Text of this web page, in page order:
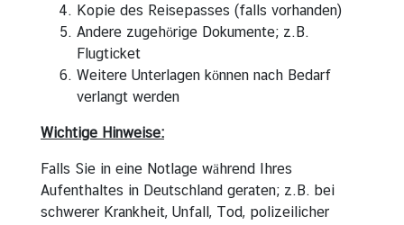
e
A
k
Kopie des Reisepasses (falls vorhanden)
Andere zugehörige Dokumente; z.B.
Flugticket
Weitere Unterlagen können nach Bedarf
verlangt werden
Wichtige Hinweise:
Falls Sie in eine Notlage während Ihres
Aufenthaltes in Deutschland geraten; z.B. bei
schwerer Krankheit, Unfall, Tod, polizeilicher